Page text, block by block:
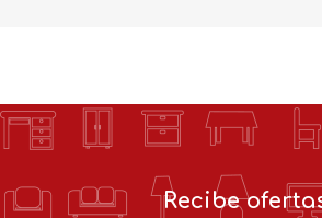
Recibe